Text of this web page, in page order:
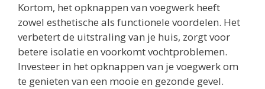
Kortom, het opknappen van voegwerk heeft
zowel esthetische als functionele voordelen. Het
verbetert de uitstraling van je huis, zorgt voor
betere isolatie en voorkomt vochtproblemen.
Investeer in het opknappen van je voegwerk om
te genieten van een mooie en gezonde gevel.